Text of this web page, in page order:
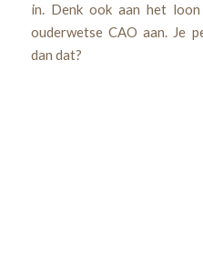
in. Denk ook aan het
ouderwetse CAO aan. Je
dan dat?